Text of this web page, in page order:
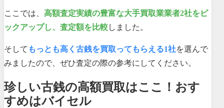
ここでは、 高額査定実績の豊富な大手買取業業者2社をピ
ックアップし、査定額を比較しました。
そして もっとも高く古銭を買取ってもらえる1社を選んで
みましたので、ぜひ査定の際の参考にしてください。
珍しい古銭の高額買取はここ！おす
すめはバイセル